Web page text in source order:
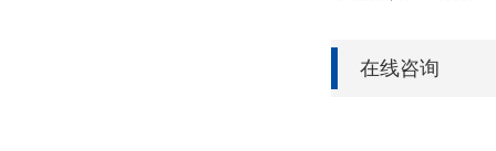
在线咨询